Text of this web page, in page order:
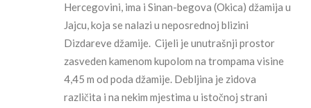
Hercegovini, ima i Sinan-begova (Okica) džamija u
Jajcu, koja se nalazi u neposrednoj blizini
Dizdareve džamije. Cijeli je unutrašnji prostor
zasveden kamenom kupolom na trompama visine
4,45 m od poda džamije. Debljina je zidova
različita i na nekim mjestima u istočnoj strani